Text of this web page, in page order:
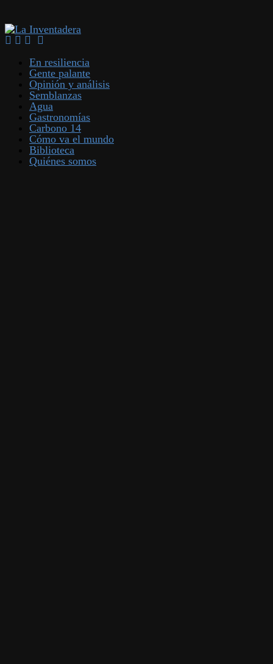
En resiliencia
Gente palante
Opinión y análisis
Semblanzas
Agua
Gastronomías
Carbono 14
Cómo va el mundo
Biblioteca
Quiénes somos